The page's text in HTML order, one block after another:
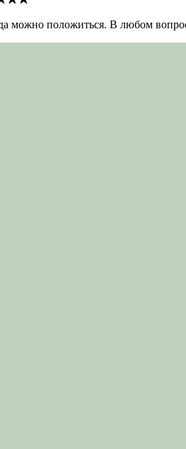
можно положиться. В любом